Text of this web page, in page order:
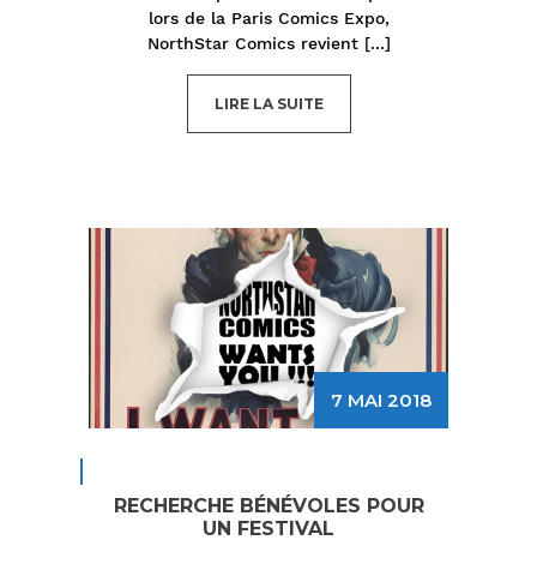
lors de la Paris Comics Expo,
NorthStar Comics revient [...]
LIRE LA SUITE
7 MAI 2018
RECHERCHE BÉNÉVOLES POUR
UN FESTIVAL